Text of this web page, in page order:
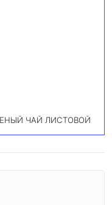
ЧАЙ ЛИСТОВОЙ